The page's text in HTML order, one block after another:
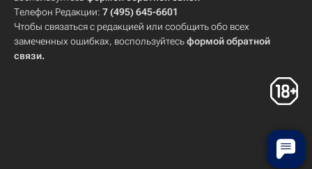
Телефон Редакции: 7 (495) 645-6601
Чтобы связаться с редакцией или сообщить обо всех
замеченных ошибках, воспользуйтесьформой обратной
связи.